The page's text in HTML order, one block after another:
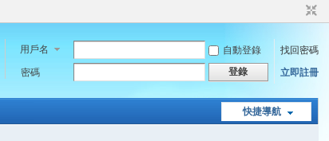
用戶名 自動登錄
找回密碼
密碼
登錄 立即註冊
快捷導航